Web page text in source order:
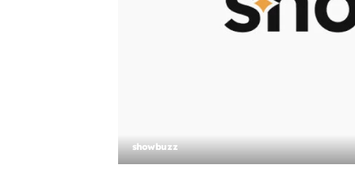
showbuzz